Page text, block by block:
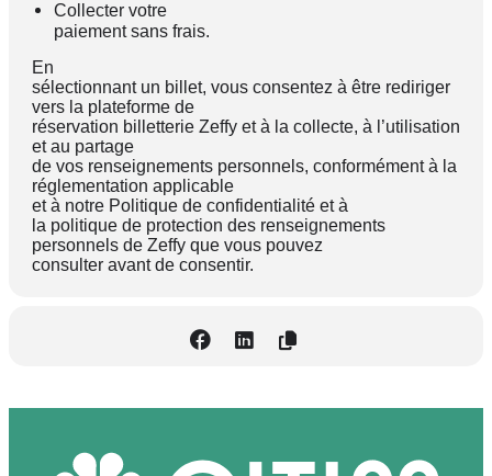
Collecter votre
paiement sans frais.
En
sélectionnant un billet, vous consentez à être rediriger
vers la plateforme de
réservation billetterie Zeffy et à la collecte, à l’utilisation
et au partage
de vos renseignements personnels, conformément à la
réglementation applicable
et à notre Politique de confidentialité et à
la politique de protection des renseignements
personnels de Zeffy que vous pouvez
consulter avant de consentir.